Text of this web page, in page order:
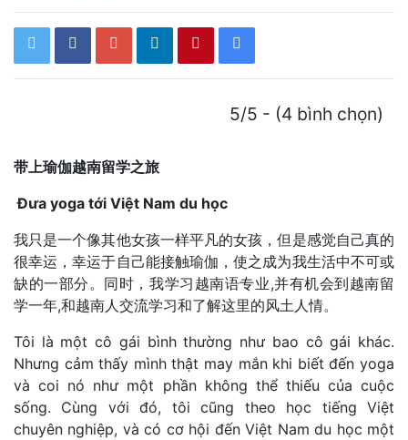
5/5 - (4 bình chọn)
带上瑜伽越南留学之旅
Đưa yoga tới Việt Nam du học
我只是一个像其他女孩一样平凡的女孩，但是感觉自己真的
很幸运，幸运于自己能接触瑜伽，使之成为我生活中不可或
缺的一部分。同时，我学习越南语专业,并有机会到越南留
学一年,和越南人交流学习和了解这里的风土人情。
Tôi là một cô gái bình thường như bao cô gái khác.
Nhưng cảm thấy mình thật may mắn khi biết đến yoga
và coi nó như một phần không thể thiếu của cuộc
sống. Cùng với đó, tôi cũng theo học tiếng Việt
chuyên nghiệp, và có cơ hội đến Việt Nam du học một